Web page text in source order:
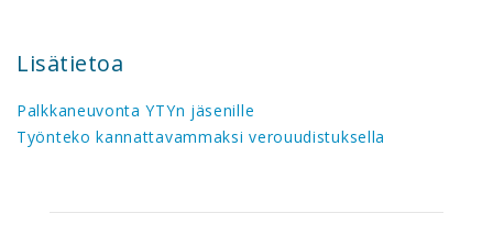
Lisätietoa
Palkkaneuvonta YTYn jäsenille
Työnteko kannattavammaksi verouudistuksella